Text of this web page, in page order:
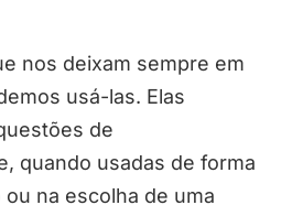
nos deixam sempre em
usá-las. Elas
de
quando usadas de forma
na escolha de uma